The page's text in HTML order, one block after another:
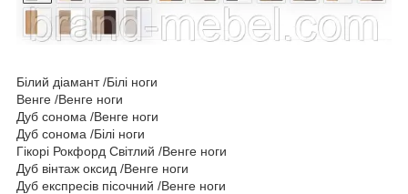
Білий діамант /Білі ноги
Венге /Венге ноги
Дуб сонома /Венге ноги
Дуб сонома /Білі ноги
Гікорі Рокфорд Світлий /Венге ноги
Дуб вінтаж оксид /Венге ноги
Дуб експресів пісочний /Венге ноги